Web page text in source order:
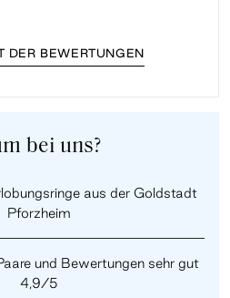
DER BEWERTUNGEN
bei uns?
aus der Goldstadt
Pforzheim
und Bewertungen sehr gut
4,9/5